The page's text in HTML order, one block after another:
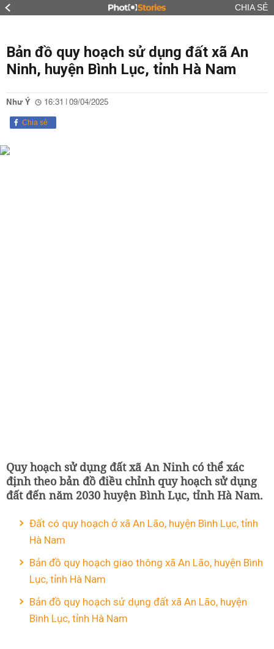
CHIA SẺ
Bản đồ quy hoạch sử dụng đất xã An
Ninh, huyện Bình Lục, tỉnh Hà Nam
Như Ý 16:31 | 09/04/2025
Chia sẻ
Quy hoạch sử dụng đất xã An Ninh có thể xác
định theo bản đồ điều chỉnh quy hoạch sử dụng
đất đến năm 2030 huyện Bình Lục, tỉnh Hà Nam.
Đất có quy hoạch ở xã An Lão, huyện Bình Lục, tỉnh
Hà Nam
Bản đồ quy hoạch giao thông xã An Lão, huyện Bình
Lục, tỉnh Hà Nam
Bản đồ quy hoạch sử dụng đất xã An Lão, huyện
Bình Lục, tỉnh Hà Nam